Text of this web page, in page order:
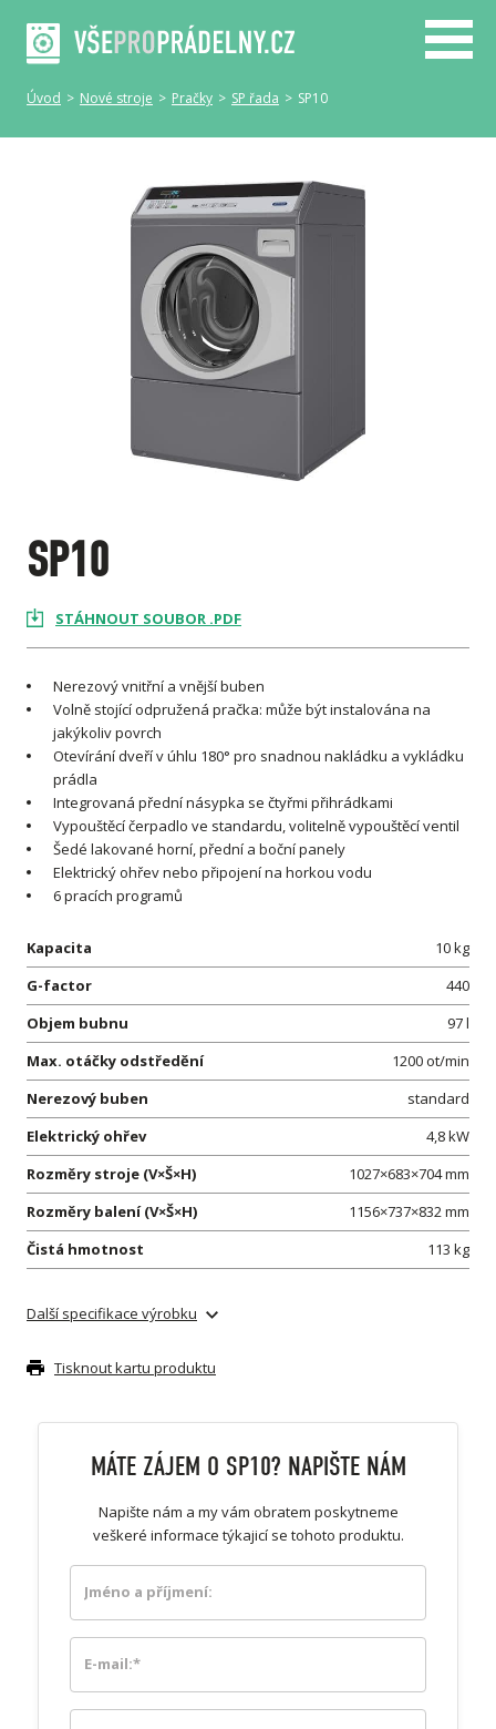
Úvod > Nové stroje > Pračky > SP řada > SP10
MÁTE ZÁJEM O SP10? NAPIŠTE NÁM
Napište nám a my vám obratem poskytneme
veškeré informace týkajicí se tohoto produktu.
SP10
STÁHNOUT SOUBOR .PDF
Nerezový vnitřní a vnější buben
Volně stojící odpružená pračka: může být instalována na
jakýkoliv povrch
Otevírání dveří v úhlu 180° pro snadnou nakládku a vykládku
prádla
Integrovaná přední násypka se čtyřmi přihrádkami
Vypouštěcí čerpadlo ve standardu, volitelně vypouštěcí ventil
Šedé lakované horní, přední a boční panely
Elektrický ohřev nebo připojení na horkou vodu
6 pracích programů
Kapacita
10 kg
G-factor
440
Objem bubnu
97 l
Max. otáčky odstředění
1200 ot/min
Nerezový buben
standard
Elektrický ohřev
4,8 kW
Rozměry stroje (V×Š×H)
1027×683×704 mm
Rozměry balení (V×Š×H)
1156×737×832 mm
Čistá hmotnost
113 kg
Další specifikace výrobku
Tisknout kartu produktu